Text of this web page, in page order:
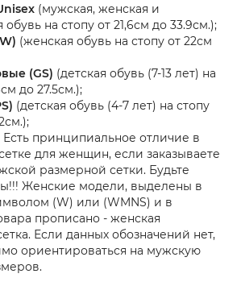
(мужская, женская и
на стопу от 21,6см до 33.9см.);
(женская обувь на стопу от 22см
(GS) (детская обувь (7-13 лет) на
до 27.5см.);
(детская обувь (4-7 лет) на стопу
принципиальное отличие в
для женщин, если заказываете
размерной сетки. Будьте
Женские модели, выделены в
(W) или (WMNS) и в
прописано - женская
Если данных обозначений нет,
ориентироваться на мужскую